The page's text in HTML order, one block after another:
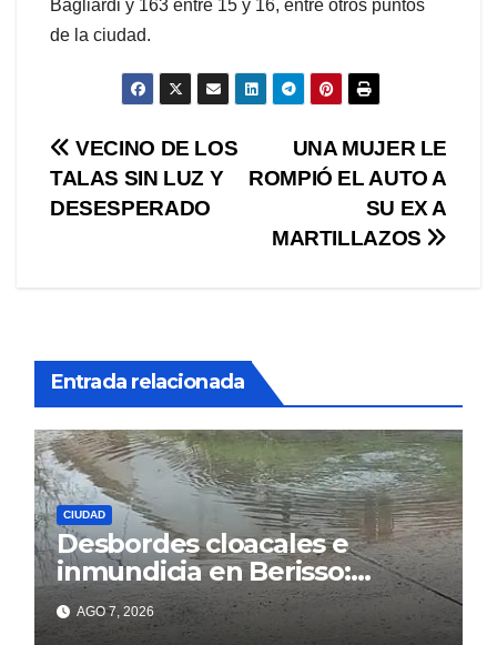
Bagliardi y 163 entre 15 y 16, entre otros puntos
de la ciudad.
Navegación
de
UNA MUJER LE
ROMPIÓ EL AUTO A
SU EX A
MARTILLAZOS
VECINO DE LOS
TALAS SIN LUZ Y
DESESPERADO
Entrada relacionada
CIUDAD
Desbordes cloacales e
inmundicia en Berisso:
colapso de la red en la calle
14AGO 7, 2026